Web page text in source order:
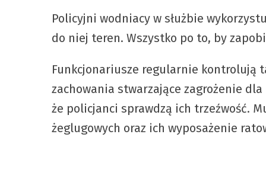
Policyjni wodniacy w służbie
do niej teren. Wszystko po to, by
Funkcjonariusze regularnie kontrolują
zachowania stwarzające zagrożenie
że policjanci sprawdzą ich trzeźwość.
żeglugowych oraz ich wyposażenie